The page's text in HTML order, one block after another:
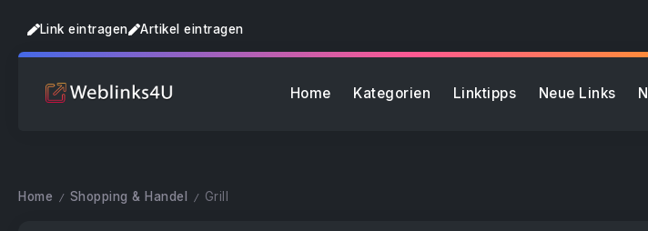
Link eintragen Artikel eintragen
Home Kategorien Linktipps Neue Links
Home / Shopping & Handel / Grill